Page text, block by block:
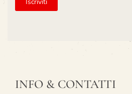
INFO & CONTATTI